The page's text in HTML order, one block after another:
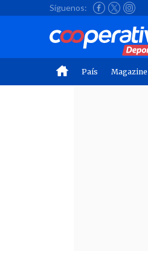
Síguenos:
País Magazine